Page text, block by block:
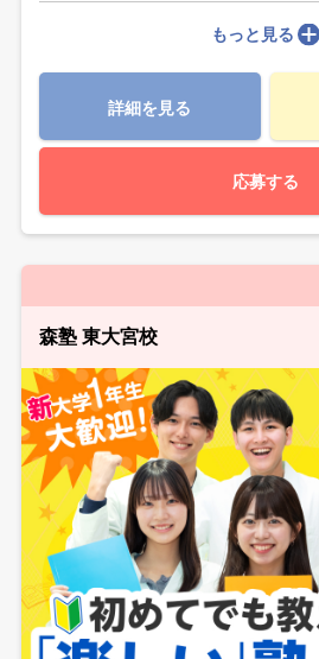
もっと見る
詳細を見る
応募する
森塾 東大宮校